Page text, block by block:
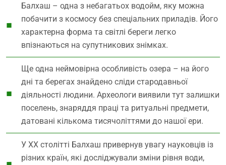
Балхаш – одна з небагатьох водойм, яку можна
побачити з космосу без спеціальних приладів. Його
характерна форма та світлі береги легко
впізнаються на супутникових знімках.
Ще одна неймовірна особливість озера – на його
дні та берегах знайдено сліди стародавньої
діяльності людини. Археологи виявили тут залишки
поселень, знаряддя праці та ритуальні предмети,
датовані кількома тисячоліттями до нашої ери.
У XX столітті Балхаш привернув увагу науковців із
різних країн, які досліджували зміни рівня води,